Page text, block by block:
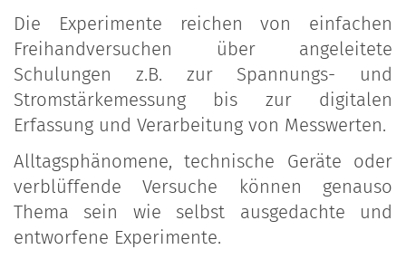
Die Experimente reichen von einfachen
Freihandversuchen über angeleitete
Schulungen z.B. zur Spannungs- und
Stromstärkemessung bis zur digitalen
Erfassung und Verarbeitung von Messwerten.
Alltagsphänomene, technische Geräte oder
verblüffende Versuche können genauso
Thema sein wie selbst ausgedachte und
entworfene Experimente.